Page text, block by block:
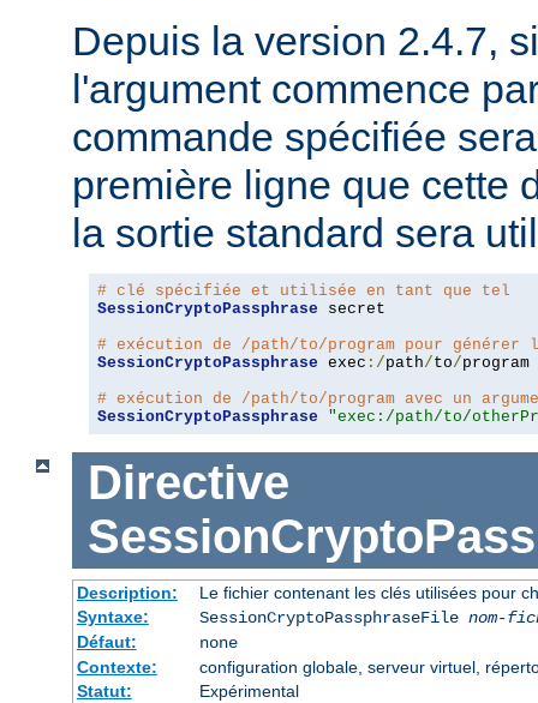
Depuis la version 2.4.7,
l'argument commence
commande spécifiée
première ligne que cette
la sortie standard sera
# clé spécifiée et utilisée en tant que tel
SessionCryptoPassphrase secret
# exécution de /path/to/program pour générer
SessionCryptoPassphrase exec :/path/to/program
# exécution de /path/to/program avec un
SessionCryptoPassphrase
"exec:/path/to/
Directive
Description:
Le fichier contenant les clés utilisées pour
Syntaxe:
SessionCryptoPassphraseFile nom-
Défaut:
none
Contexte:
configuration globale, serveur virtuel,
Statut:
Expérimental